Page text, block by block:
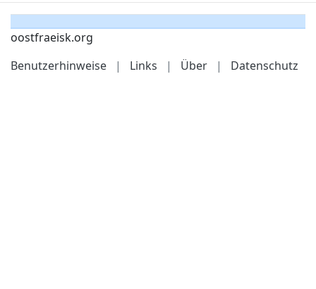
oostfraeisk.org
Benutzerhinweise
| Links | Über | Datenschutz